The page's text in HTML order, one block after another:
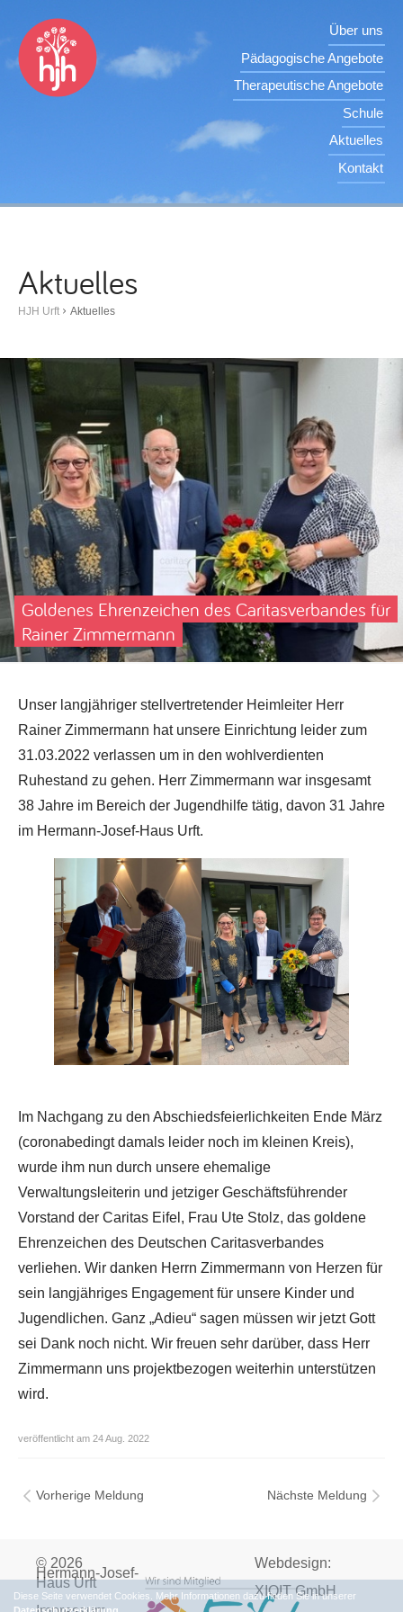
Diese Seite verwendet Cookies. Mehr Informationen dazu finden Sie in unserer
Über uns
Pädagogische Angebote
Therapeutische Angebote
Schule
Aktuelles
Kontakt
Aktuelles
HJH Urft Aktuelles
Goldenes Ehrenzeichen des Caritasverbandes für
Rainer Zimmermann
Unser langjähriger stellvertretender Heimleiter Herr
Rainer Zimmermann hat unsere Einrichtung leider zum
31.03.2022 verlassen um in den wohlverdienten
Ruhestand zu gehen. Herr Zimmermann war insgesamt
38 Jahre im Bereich der Jugendhilfe tätig, davon 31 Jahre
im Hermann-Josef-Haus Urft.
Im Nachgang zu den Abschiedsfeierlichkeiten Ende März
(coronabedingt damals leider noch im kleinen Kreis),
wurde ihm nun durch unsere ehemalige
Verwaltungsleiterin und jetziger Geschäftsführender
Vorstand der Caritas Eifel, Frau Ute Stolz, das goldene
Ehrenzeichen des Deutschen Caritasverbandes
verliehen. Wir danken Herrn Zimmermann von Herzen für
sein langjähriges Engagement für unsere Kinder und
Jugendlichen. Ganz „Adieu“ sagen müssen wir jetzt Gott
sei Dank noch nicht. Wir freuen sehr darüber, dass Herr
Zimmermann uns projektbezogen weiterhin unterstützen
wird.
veröffentlicht am 24 Aug. 2022
Vorherige Meldung Nächste Meldung
© 2026
Hermann-Josef-
Haus Urft
Webdesign:
XIQIT GmbH